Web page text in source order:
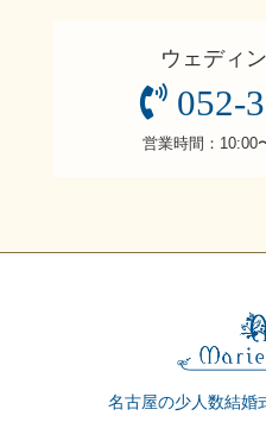
ウェディ
052-
営業時間：10:00
名古屋の少人数結婚